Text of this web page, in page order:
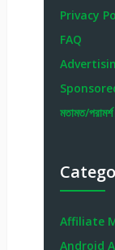
Privacy
FAQ
মতামত/পরামর্শ
Affiliate
Android